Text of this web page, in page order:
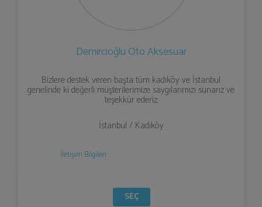
Demircioğlu Oto Aksesuar
Bizlere destek veren başta tüm kadıköy ve İstanbul
genelinde ki değerli müşterilerimize saygılarımızı sunarız ve
teşekkür ederiz.
İstanbul / Kadıköy
İletişim Bilgileri
SEÇ